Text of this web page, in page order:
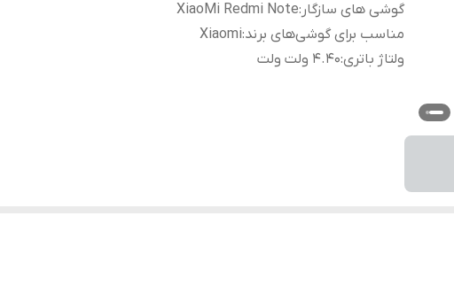
گوشی های سازگار :
XiaoMi Redmi Note
مناسب برای گوشی‌های برند:
Xiaomi
ولتاژ باتری:4.40 ولت ولت